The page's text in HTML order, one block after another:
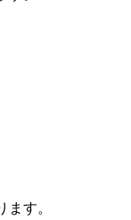
す。